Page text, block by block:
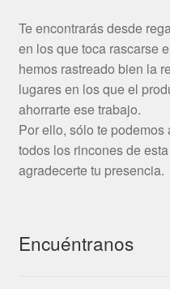
Te encontrarás desde
en los que toca rascarse
hemos rastreado bien la
lugares en los que el
ahorrarte ese trabajo.
Por ello, sólo te
todos los rincones de
agradecerte tu presencia.
Encuéntranos